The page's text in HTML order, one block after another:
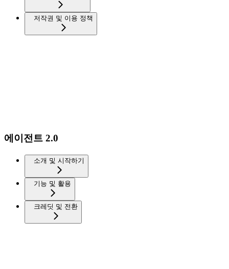
저작권 및 이용 정책
에이전트 2.0
소개 및 시작하기
기능 및 활용
크레딧 및 전환